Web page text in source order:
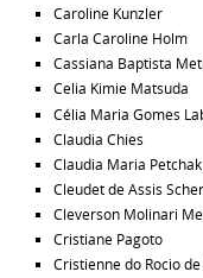
Caroline Kunzler
Carla Caroline Holm
Cassiana Baptista
Celia Kimie Matsuda
Célia Maria Gomes
Claudia Chies
Claudia Maria
Cleudet de Assis
Cleverson Molinari
Cristiane Pagoto
Cristienne do Rocio